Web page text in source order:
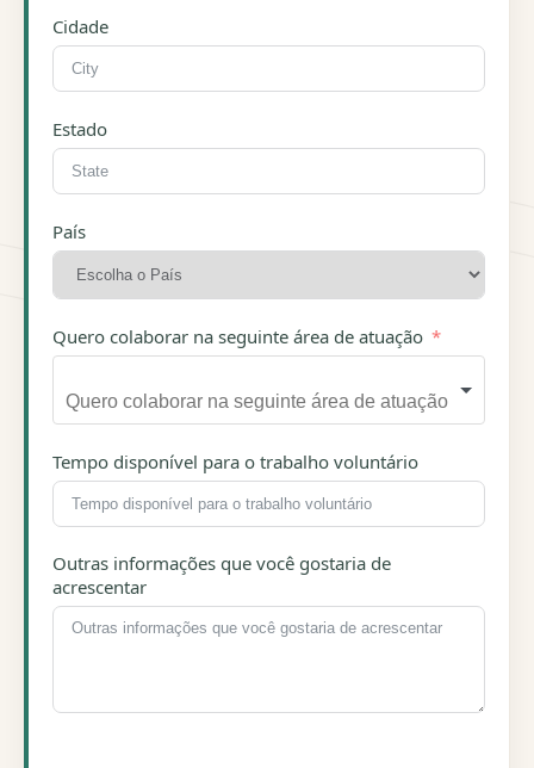
Cidade
Estado
País
Quero colaborar na seguinte área de atuação
Tempo disponível para o trabalho voluntário
Outras informações que você gostaria de
acrescentar